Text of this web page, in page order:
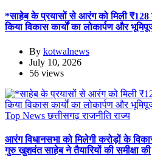
*साहेब के प्रयासों से आरंग को मिली ₹128
किया विकास कार्यों का लोकार्पण और
By kotwalnews
July 10, 2026
56 views
Top Newsछत्तीसगढ़राजनीतिराज्य
आरंग विधानसभा को मिलेगी करोड़ों के
गुरु खुशवंत साहेब ने तैयारियों की समीक्षा की